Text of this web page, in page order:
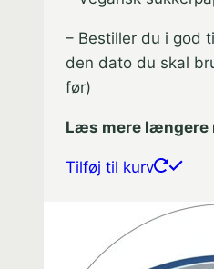
– Bestiller du i god
den dato du skal
før)
Læs mere længere
Tilføj til kurv